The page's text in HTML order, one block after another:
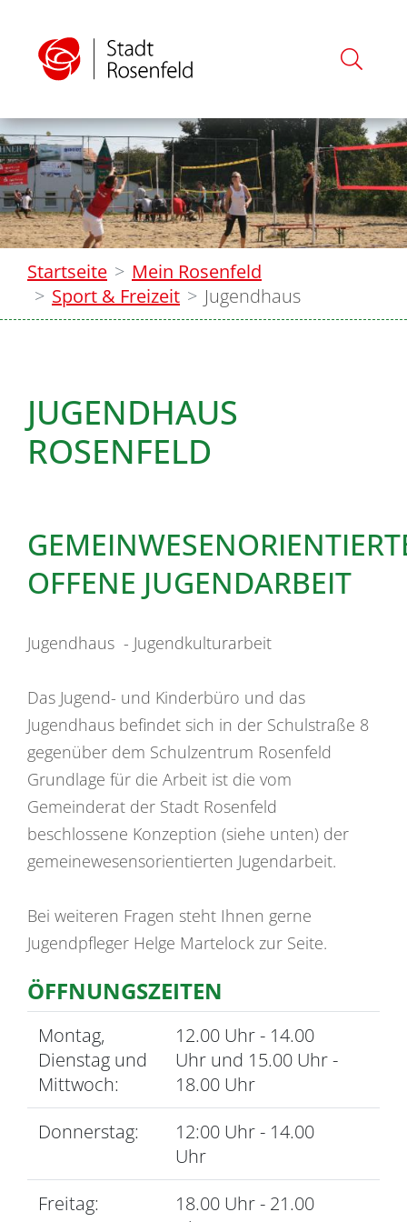
Startseite
Mein Rosenfeld
Sport & Freizeit
Jugendhaus
JUGENDHAUS
ROSENFELD
OFFENE JUGENDARBEIT
Jugendhaus - Jugendkulturarbeit
Das Jugend- und Kinderbüro und das
Jugendhaus befindet sich in der Schulstraße 8
gegenüber dem Schulzentrum Rosenfeld
Grundlage für die Arbeit ist die vom
Gemeinderat der Stadt Rosenfeld
beschlossene Konzeption (siehe unten) der
gemeinewesensorientierten Jugendarbeit.
Bei weiteren Fragen steht Ihnen gerne
Jugendpfleger Helge Martelock zur Seite.
ÖFFNUNGSZEITEN
Montag,
Dienstag und
Mittwoch:
12.00 Uhr - 14.00
Uhr und 15.00 Uhr -
18.00 Uhr
Donnerstag:
12:00 Uhr - 14.00
Uhr
Freitag:
18.00 Uhr - 21.00